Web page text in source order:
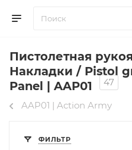
Пистолетная
Накладки / Pistol
Panel | AAP01
47
AAP01 | Action Army
ФИЛЬТР